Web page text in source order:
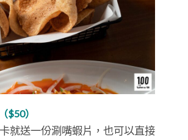
$50）
就送一份涮嘴蝦片，也可以直接